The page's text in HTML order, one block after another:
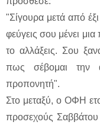
"Σίγουρα μετά από
φεύγεις σου μένει μια
το αλλάξεις. Σου
πως σέβομαι την
προπονητή".
Στο μεταξύ, ο ΟΦΗ
προσεχούς